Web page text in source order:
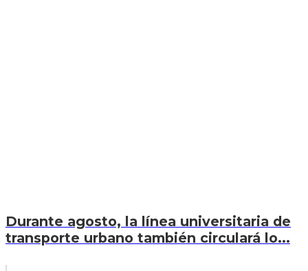
Durante agosto, la línea universitaria de
transporte urbano también circulará lo...